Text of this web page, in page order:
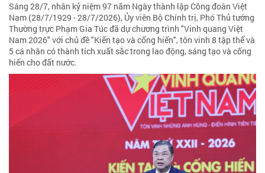
Sáng 28/7, nhân kỷ niệm 97 năm Ngày thành lập Công đoàn Việt
Nam (28/7/1929 - 28/7/2026), Ủy viên Bộ Chính trị, Phó Thủ tướng
Thường trực Phạm Gia Túc đã dự chương trình "Vinh quang Việt
Nam 2026" với chủ đề "Kiến tạo và cống hiến", tôn vinh 8 tập thể và
5 cá nhân có thành tích xuất sắc trong lao động, sáng tạo và cống
hiến cho đất nước.